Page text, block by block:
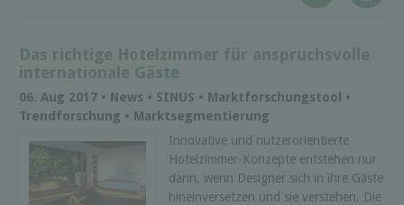
Das richtige Hotelzimmer für anspruchsvolle
internationale Gäste
06. Aug 2017 • News • SINUS • Marktforschungstool •
Trendforschung • Marktsegmentierung
Innovative und nutzerorientierte
Hotelzimmer-Konzepte entstehen nur
dann, wenn Designer sich in ihre Gäste
hineinversetzen und sie verstehen. Die